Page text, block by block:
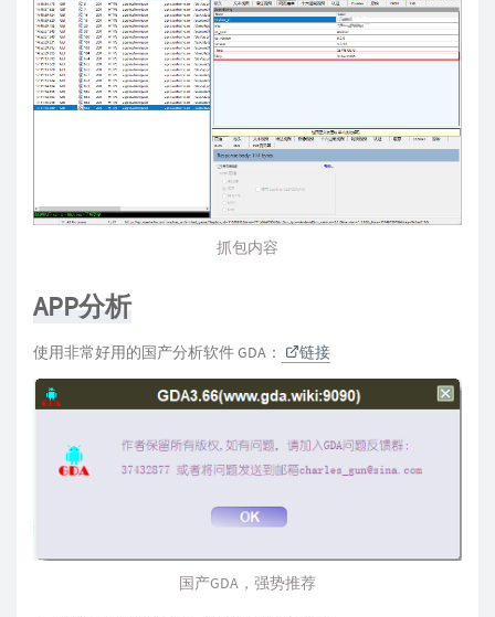
抓包内容
APP分析
使用非常好用的国产分析软件 GDA： 链接
国产GDA，强势推荐